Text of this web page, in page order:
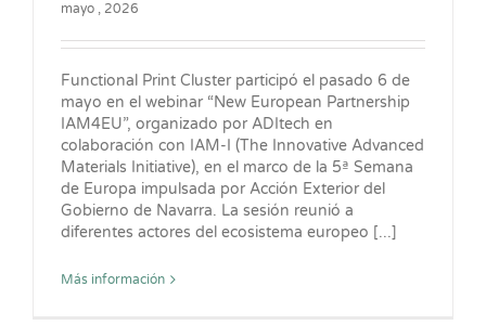
mayo , 2026
Functional Print Cluster participó el pasado 6 de
mayo en el webinar “New European Partnership
IAM4EU”, organizado por ADItech en
colaboración con IAM-I (The Innovative Advanced
Materials Initiative), en el marco de la 5ª Semana
de Europa impulsada por Acción Exterior del
Gobierno de Navarra. La sesión reunió a
diferentes actores del ecosistema europeo [...]
Más información